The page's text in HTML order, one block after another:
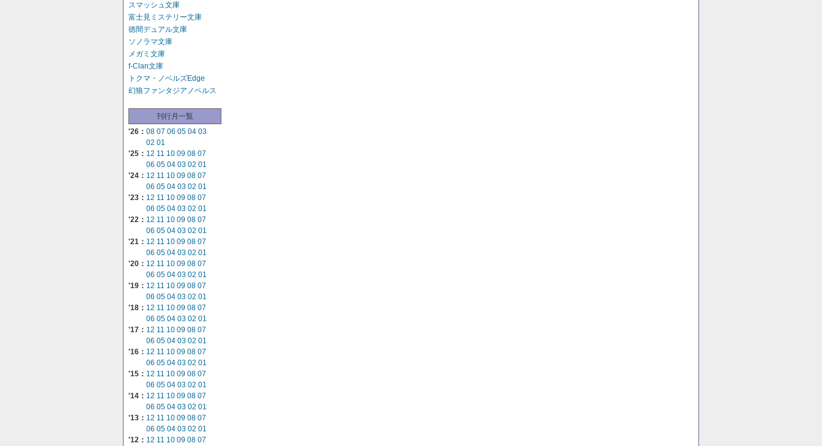
スマッシュ文庫
富士見ミステリー文庫
徳間デュアル文庫
ソノラマ文庫
メガミ文庫
f-Clan文庫
トクマ・ノベルズEdge
幻狼ファンタジアノベルス
刊行月一覧
'26： 08 07 06 05 04 03
02 01
'25： 12 11 10 09 08 07
06 05 04 03 02 01
'24： 12 11 10 09 08 07
06 05 04 03 02 01
'23： 12 11 10 09 08 07
06 05 04 03 02 01
'22： 12 11 10 09 08 07
06 05 04 03 02 01
'21： 12 11 10 09 08 07
06 05 04 03 02 01
'20： 12 11 10 09 08 07
06 05 04 03 02 01
'19： 12 11 10 09 08 07
06 05 04 03 02 01
'18： 12 11 10 09 08 07
06 05 04 03 02 01
'17： 12 11 10 09 08 07
06 05 04 03 02 01
'16： 12 11 10 09 08 07
06 05 04 03 02 01
'15： 12 11 10 09 08 07
06 05 04 03 02 01
'14： 12 11 10 09 08 07
06 05 04 03 02 01
'13： 12 11 10 09 08 07
06 05 04 03 02 01
'12： 12 11 10 09 08 07